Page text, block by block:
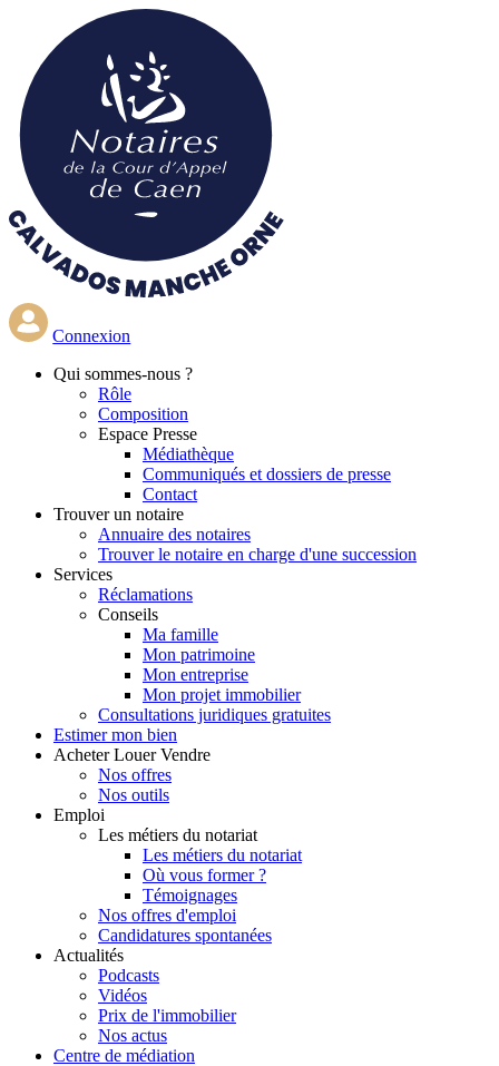
contenu
principal
Connexion
Qui sommes-nous ?
Rôle
Composition
Espace Presse
Médiathèque
Communiqués et dossiers de presse
Contact
Trouver un notaire
Annuaire des notaires
Trouver le notaire en charge d'une succession
Services
Réclamations
Conseils
Ma famille
Mon patrimoine
Mon entreprise
Mon projet immobilier
Consultations juridiques gratuites
Estimer mon bien
Acheter Louer Vendre
Nos offres
Nos outils
Emploi
Les métiers du notariat
Les métiers du notariat
Où vous former ?
Témoignages
Nos offres d'emploi
Candidatures spontanées
Actualités
Podcasts
Vidéos
Prix de l'immobilier
Nos actus
Centre de médiation